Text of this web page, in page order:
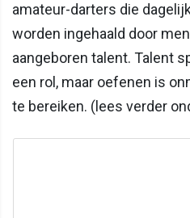
amateur-darters die
worden ingehaald door
aangeboren talent. Talent
een rol, maar oefenen is
te bereiken. (lees verder